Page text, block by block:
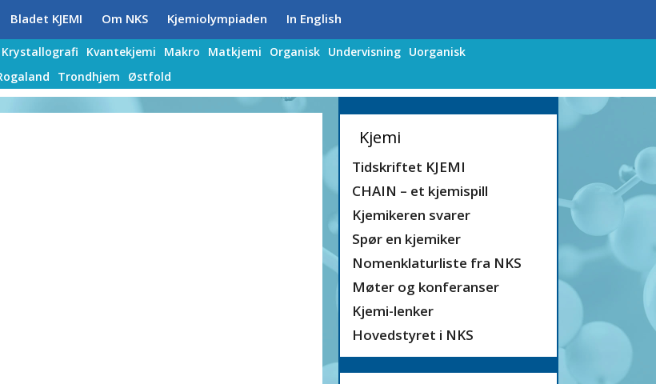
Bladet KJEMI Om NKS Kjemiolympiaden In English
Krystallografi Kvantekjemi Makro Matkjemi Organisk Undervisning Uorganisk
Trondhjem Østfold
Kjemi
Tidskriftet KJEMI
CHAIN – et kjemispill
Kjemikeren svarer
Spør en kjemiker
Nomenklaturliste fra NKS
Møter og konferanser
Kjemi-lenker
Hovedstyret i NKS